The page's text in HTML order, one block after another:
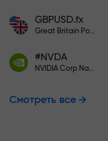
GBPUSD.fx
Great Britain Pound vs US Dollar
#NVDA
NVIDIA Corp Nasdaq Stock Exchange (Nasdaq) USD
Смотреть все